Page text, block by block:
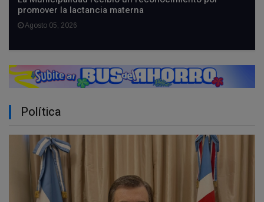
promover la lactancia materna
Agosto 05, 2026
Política